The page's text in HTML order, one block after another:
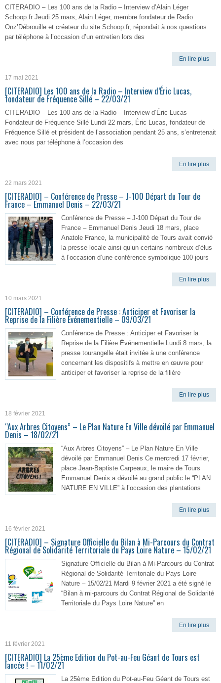
CITERADIO – Les 100 ans de la Radio – Interview d’Alain Léger
Schoop.fr Jeudi 25 mars, Alain Léger, membre fondateur de Radio
Onz’Débrouille et créateur du site Schoop.fr, répondait à nos questions
par téléphone à l’occasion d’un entretien lors des
En lire plus
17 mai 2021
[CITERADIO] Les 100 ans de la Radio – Interview d’Éric Lucas,
fondateur de Fréquence Sillé – 22/03/21
CITERADIO – Les 100 ans de la Radio – Interview d’Éric Lucas
Fondateur de Fréquence Sillé Lundi 22 mars, Éric Lucas, fondateur de
Fréquence Sillé et président de l’association pendant 25 ans, s’entretenait
avec nous par téléphone à l’occasion des
En lire plus
22 mars 2021
[CITERADIO] – Conférence de Presse – J-100 Départ du Tour de
France – Emmanuel Denis – 22/03/21
Conférence de Presse – J-100 Départ du Tour de
France – Emmanuel Denis Jeudi 18 mars, place
Anatole France, la municipalité de Tours avait convié
la presse locale ainsi qu’un certains nombreux d’élus
à l’occasion d’une conférence symbolique 100 jours
En lire plus
10 mars 2021
[CITERADIO] – Conférence de Presse : Anticiper et Favoriser la
Reprise de la Filière Événementielle – 09/03/21
Conférence de Presse : Anticiper et Favoriser la
Reprise de la Filière Événementielle Lundi 8 mars, la
presse tourangelle était invitée à une conférence
concernant les dispositifs à mettre en œuvre pour
anticiper et favoriser la reprise de la filière
En lire plus
18 février 2021
“Aux Arbres Citoyens” – Le Plan Nature En Ville dévoilé par Emmanuel
Denis – 18/02/21
“Aux Arbres Citoyens” – Le Plan Nature En Ville
dévoilé par Emmanuel Denis Ce mercredi 17 février,
place Jean-Baptiste Carpeaux, le maire de Tours
Emmanuel Denis a dévoilé au grand public le “PLAN
NATURE EN VILLE” à l’occasion des plantations
En lire plus
16 février 2021
[CITERADIO] – Signature Officielle du Bilan à Mi-Parcours du Contrat
Régional de Solidarité Territoriale du Pays Loire Nature – 15/02/21
Signature Officielle du Bilan à Mi-Parcours du Contrat
Régional de Solidarité Territoriale du Pays Loire
Nature – 15/02/21 Mardi 9 février 2021 a été signé le
“Bilan à mi-parcours du Contrat Régional de Solidarité
Territoriale du Pays Loire Nature” en
En lire plus
11 février 2021
[CITERADIO] La 25ème Edition du Pot-au-Feu Géant de Tours est
lancée ! – 11/02/21
La 25ème Edition du Pot-au-Feu Géant de Tours est